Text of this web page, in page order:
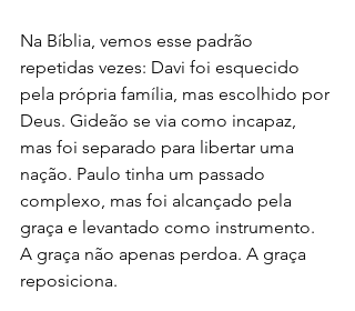
Na Bíblia, vemos esse padrão
repetidas vezes: Davi foi esquecido
pela própria família, mas escolhido por
Deus. Gideão se via como incapaz,
mas foi separado para libertar uma
nação. Paulo tinha um passado
complexo, mas foi alcançado pela
graça e levantado como instrumento.
A graça não apenas perdoa. A graça
reposiciona.